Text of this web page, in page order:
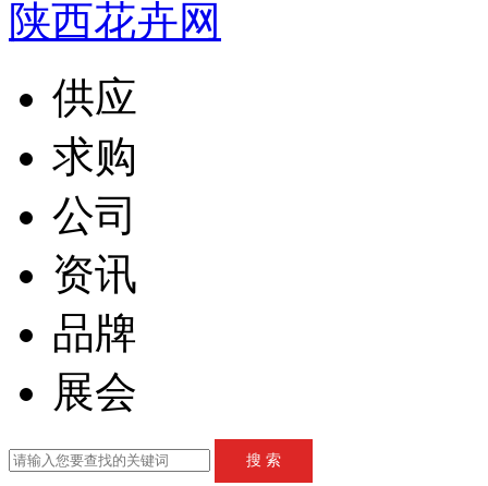
供应
求购
公司
资讯
品牌
展会